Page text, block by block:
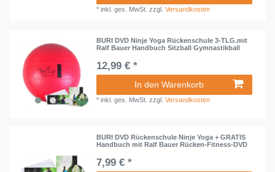
*inkl. ges. MwSt. zzgl.Versandkosten
BURI DVD Ninje Yoga Rückenschule 3-TLG.mit
Ralf Bauer Handbuch Sitzball Gymnastikball
12,99 € *
In den Warenkorb
*inkl. ges. MwSt. zzgl.Versandkosten
BURI DVD Rückenschule Ninje Yoga + GRATIS
Handbuch mit Ralf Bauer Rücken-Fitness-DVD
7,99 € *